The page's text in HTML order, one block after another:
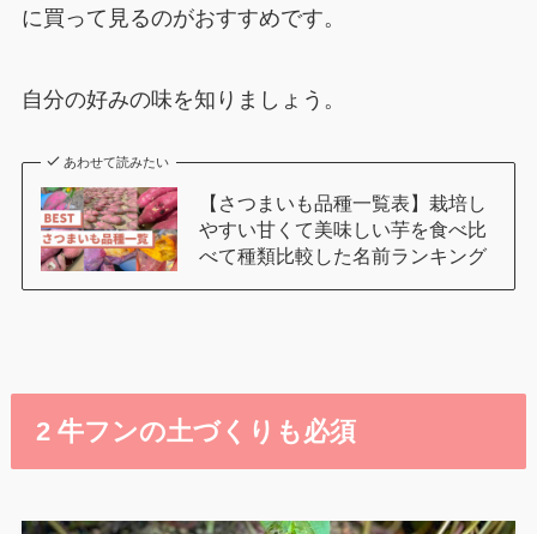
に買って見るのがおすすめです。
自分の好みの味を知りましょう。
あわせて読みたい
【さつまいも品種一覧表】栽培し
やすい甘くて美味しい芋を食べ比
べて種類比較した名前ランキング
2 牛フンの土づくりも必須